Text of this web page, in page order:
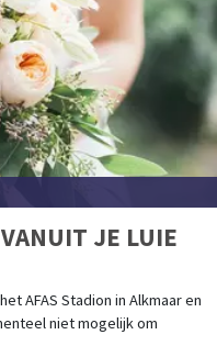
JE LUIE
AFAS Stadion in Alkmaar en
niet mogelijk om